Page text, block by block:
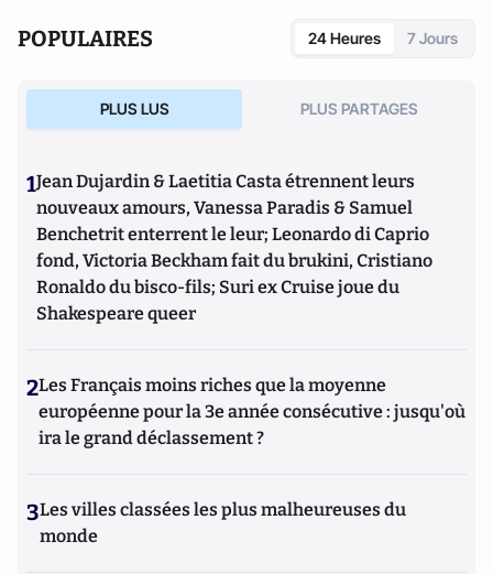
POPULAIRES 24 Heures 7 Jours
PLUS LUS PLUS PARTAGES
1Jean Dujardin & Laetitia Casta étrennent leurs
nouveaux amours, Vanessa Paradis & Samuel
Benchetrit enterrent le leur; Leonardo di Caprio
fond, Victoria Beckham fait du brukini, Cristiano
Ronaldo du bisco-fils; Suri ex Cruise joue du
Shakespeare queer
2Les Français moins riches que la moyenne
européenne pour la 3e année consécutive : jusqu'où
ira le grand déclassement ?
3Les villes classées les plus malheureuses du
monde